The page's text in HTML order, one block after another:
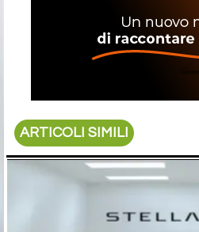
ARTICOLI SIMILI